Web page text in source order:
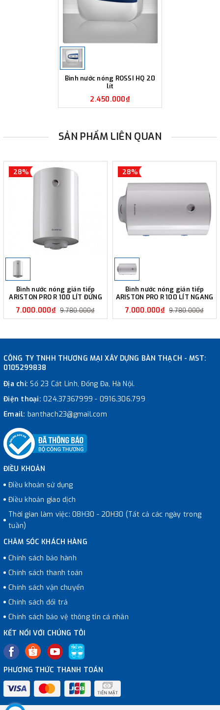
Bình nước nóng ROSSI HQ 20
lít
2.450.000₫
SẢN PHẨM LIÊN QUAN
28%
Bình nước nóng gián tiếp
ARISTON PRO R 100 LÍT ĐỨNG
7.000.000₫ 9.780.000₫
28%
Bình nước nóng gián tiếp
ARISTON PRO R 100 LÍT NGANG
7.000.000₫ 9.780.000₫
CÔNG TY TNHH THƯƠNG MẠI XÂY DỰNG BÀN THẠCH - MST:
0105299838
Địa chỉ:Số 23 Cát Linh, Đống Đa, Hà Nội.
Điện thoại: 024.37367999 - 0916.306.799
Email: banthach23@gmail.com
ĐIỀU KHOẢN
Điều khoản sử dụng
Điều khoản giao dịch
Thời gian làm việc: 08H30 - 20H30 (Tất cả các ngày trong
tuần)
CHĂM SÓC KHÁCH HÀNG
Chính sách bảo hành
Chính sách thanh toán
Chính sách vận chuyển
Chính sách đổi trả
Chính sách bảo vệ thông tin cá nhân
KẾT NỐI VỚI CHÚNG TÔI
PHƯƠNG THỨC THANH TOÁN